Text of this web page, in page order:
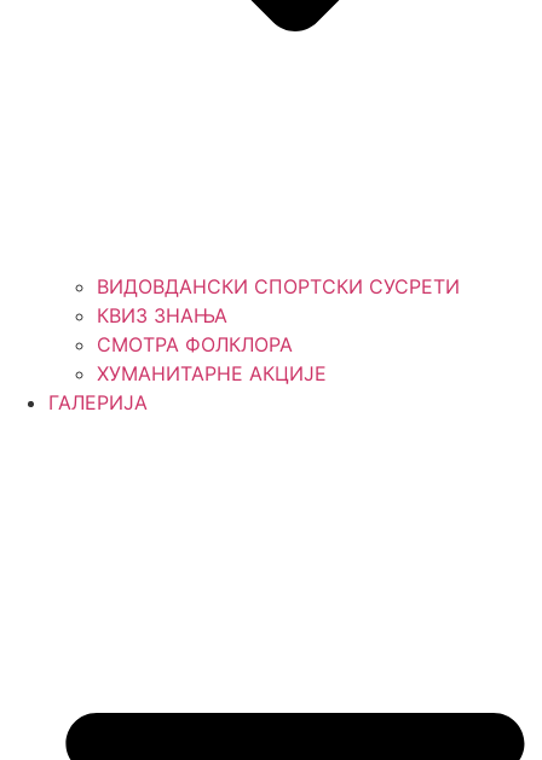
ВИДОВДАНСКИ СПОРТСКИ СУСРЕТИ
КВИЗ ЗНАЊА
СМОТРА ФОЛКЛОРА
ХУМАНИТАРНЕ АКЦИЈЕ
ГАЛЕРИЈА